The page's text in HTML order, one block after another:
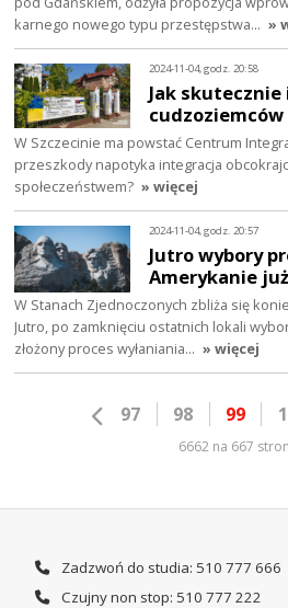
karnego nowego typu przestępstwa… »
2024-11-04, godz. 20:58
Jak
cudzoziemców
W Szczecinie ma powstać Centrum
przeszkody napotyka integracja
społeczeństwem? » więcej
2024-11-04, godz. 20:57
Jutro wybory
Amerykanie
W Stanach Zjednoczonych zbliża się
Jutro, po zamknięciu ostatnich lokali
złożony proces wyłaniania… » więcej
97 98 99
6662 na 667
Zadzwoń do studia: 510 777 666
Czujny non stop: 510 777 222